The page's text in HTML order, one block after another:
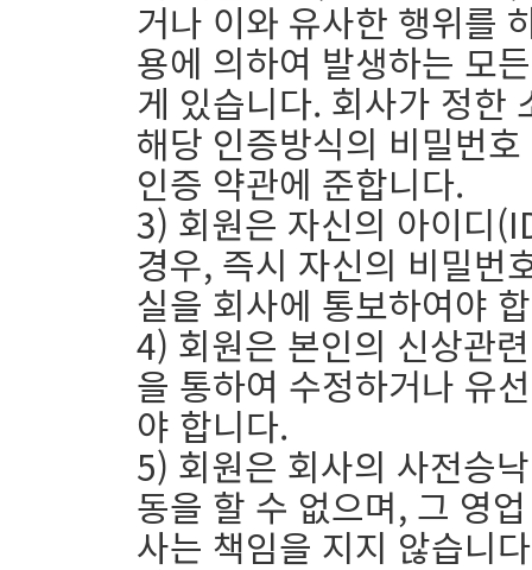
거나 이와 유사한 행위를
용에 의하여 발생하는 모
게 있습니다. 회사가 정한
해당 인증방식의 비밀번
인증 약관에 준합니다.
3) 회원은 자신의 아이디
경우, 즉시 자신의 비밀번
실을 회사에 통보하여야
4) 회원은 본인의 신상관
을 통하여 수정하거나 유
야 합니다.
5) 회원은 회사의 사전승
동을 할 수 없으며, 그 영
사는 책임을 지지 않습니